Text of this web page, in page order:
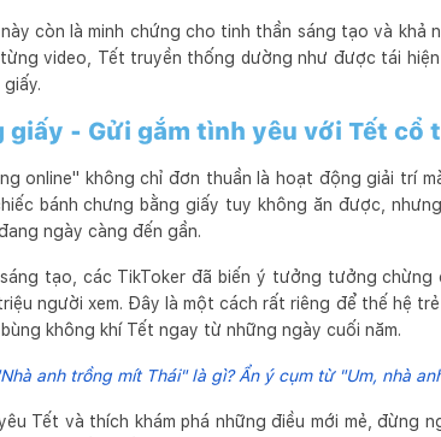
còn là minh chứng cho tinh thần sáng tạo và khả
video, Tết truyền thống dường như được tái
giấy - Gửi gắm tình yêu với Tết cổ
online" không chỉ đơn thuần là hoạt động giải trí
bánh chưng bằng giấy tuy không ăn được,
ngày càng đến gần.
tạo, các TikToker đã biến ý tưởng tưởng chừng
người xem. Đây là một cách rất riêng để thế hệ
không khí Tết ngay từ những ngày cuối năm.
anh trồng mít Thái" là gì? Ẩn ý cụm từ "Um, nhà
Tết và thích khám phá những điều mới mẻ, đừng